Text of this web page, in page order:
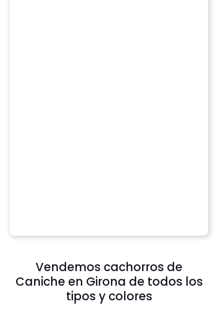
Vendemos cachorros de
Caniche en Girona de todos los
tipos y colores